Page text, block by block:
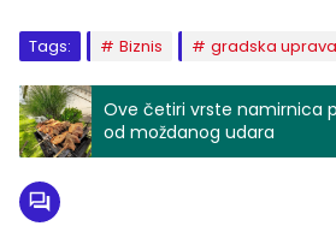
Tags: Biznis gradska
Ove četiri vrste namirnica
od moždanog udara